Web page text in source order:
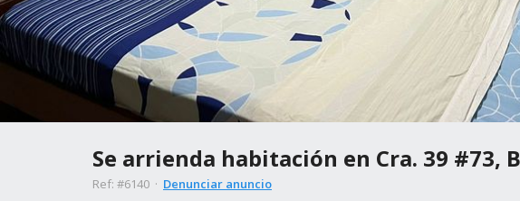
Se arrienda habitación en Cra. 39
Ref: #6140 · Denunciar anuncio